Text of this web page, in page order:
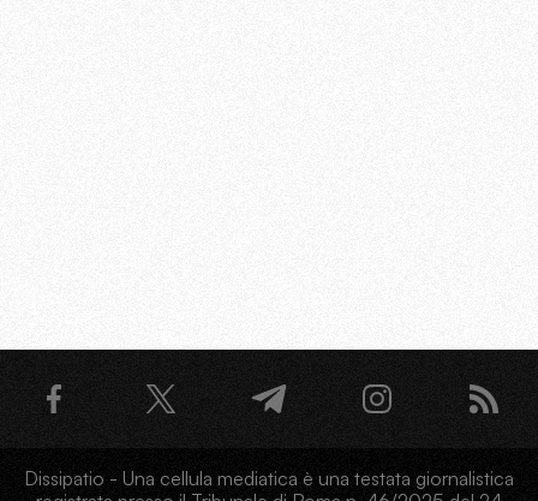
Dissipatio - Una cellula mediatica è una testata giornalistica